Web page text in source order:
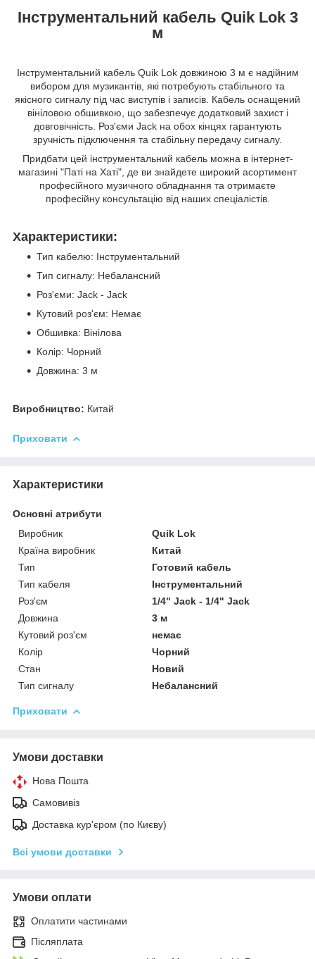
Інструментальний кабель Quik Lok 3
м
Інструментальний кабель Quik Lok довжиною 3 м є надійним
вибором для музикантів, які потребують стабільного та
якісного сигналу під час виступів і записів. Кабель оснащений
вініловою обшивкою, що забезпечує додатковий захист і
довговічність. Роз'єми Jack на обох кінцях гарантують
зручність підключення та стабільну передачу сигналу.
Придбати цей інструментальний кабель можна в інтернет-
магазині "Паті на Хаті", де ви знайдете широкий асортимент
професійного музичного обладнання та отримаєте
професійну консультацію від наших спеціалістів.
Характеристики:
Тип кабелю: Інструментальний
Тип сигналу: Небалансний
Роз'єми: Jack - Jack
Кутовий роз'єм: Немає
Обшивка: Вінілова
Колір: Чорний
Довжина: 3 м
Виробництво: Китай
Приховати
Характеристики
Основні атрибути
Виробник
Quik Lok
Країна виробник
Китай
Тип
Готовий кабель
Тип кабеля
Інструментальний
Роз'єм
1/4" Jack - 1/4" Jack
Довжина
3 м
Кутовий роз'єм
немає
Колір
Чорний
Стан
Новий
Тип сигналу
Небалансний
Приховати
Умови доставки
Нова Пошта
Самовивіз
Доставка кур'єром (по Києву)
Всі умови доставки
Умови оплати
Оплатити частинами
Післяплата